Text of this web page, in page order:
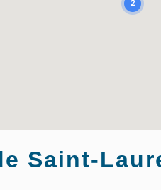
2
Saint-